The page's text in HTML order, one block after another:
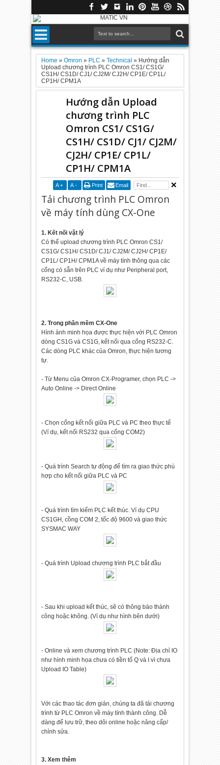
Home »Omron » PLC »Technical » Hướng dẫn
Upload chương trình PLC Omron CS1/ CS1G/
CS1H/ CS1D/ CJ1/ CJ2M/ CJ2H/ CP1E/ CP1L/
CP1H/ CPM1A
Hướng dẫn Upload
chương trình PLC
Omron CS1/ CS1G/
CS1H/ CS1D/ CJ1/ CJ2M/
CJ2H/ CP1E/ CP1L/
CP1H/ CPM1A
A + A - Print Email
Tải chương trình PLC Omron
về máy tính dùng CX-One
1. Kết nối vật lý
Có thể upload chương trình PLC Omron CS1/
CS1G/ CS1H/ CS1D/ CJ1/ CJ2M/ CJ2H/ CP1E/
CP1L/ CP1H/ CPM1A về máy tính thông qua các
cổng có sẵn trên PLC ví dụ như Peripheral port,
RS232-C, USB.
2. Trong phần mềm CX-One
Hình ảnh minh họa được thực hiện với PLC Omron
dòng CS1G và CS1G, kết nối qua cổng RS232-C.
Các dòng PLC khác của Omron, thực hiện tương
tự.
- Từ Menu của Omron CX-Programer, chọn PLC ->
Auto Online -> Direct Online
- Chọn cổng kết nối giữa PLC và PC theo thực tế
(Ví dụ, kết nối RS232 qua cổng COM2)
- Quá trình Search tự động để tìm ra giao thức phù
hợp cho kết nối giữa PLC và PC
- Quá trình tìm kiếm PLC kết thúc. Ví dụ CPU
CS1GH, cồng COM 2, tốc độ 9600 và giao thức
SYSMAC WAY
- Quá trình Upload chương trình PLC bắt đầu
- Sau khi upload kết thúc, sẽ có thông báo thành
công hoặc không. (Ví dụ như hình bên dưới)
- Online và xem chương trình PLC (Note: Địa chỉ IO
như hình minh họa chưa có tiền tố Q và I vì chưa
Upload IO Table)
Với các thao tác đơn giản, chúng ta đã tải chương
trình từ PLC Omron về máy tính thành công. Dễ
dàng để lưu trữ, theo dõi online hoặc nâng cấp/
chỉnh sửa.
3. Xem thêm